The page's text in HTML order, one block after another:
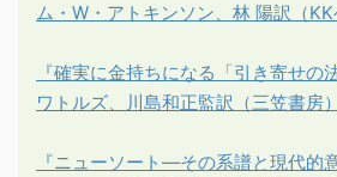
ム・W・アトキンソン、林 陽訳（KK
『確実に金持ちになる「引き寄せの
ワトルズ、川島和正監訳（三笠書房）
『ニューソート―その系譜と現代的